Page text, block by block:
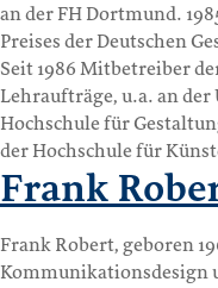
an der FH Dortmund.
Preises der Deutschen
Seit 1986 Mitbetreiber
Lehraufträge, u.a. an
Hochschule für
der Hochschule für
Frank
Frank Robert, geboren
Kommunikationsdesign